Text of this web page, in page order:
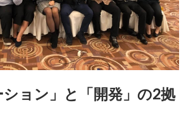
ション」と「開発」の2拠